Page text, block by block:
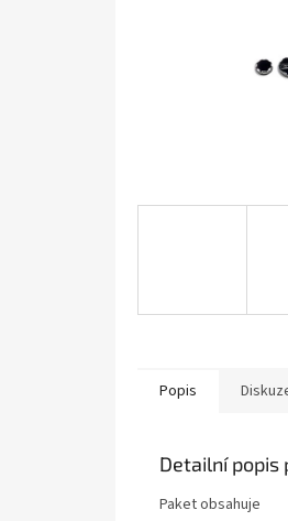
Popis
Detailní popis
Paket obsahuje